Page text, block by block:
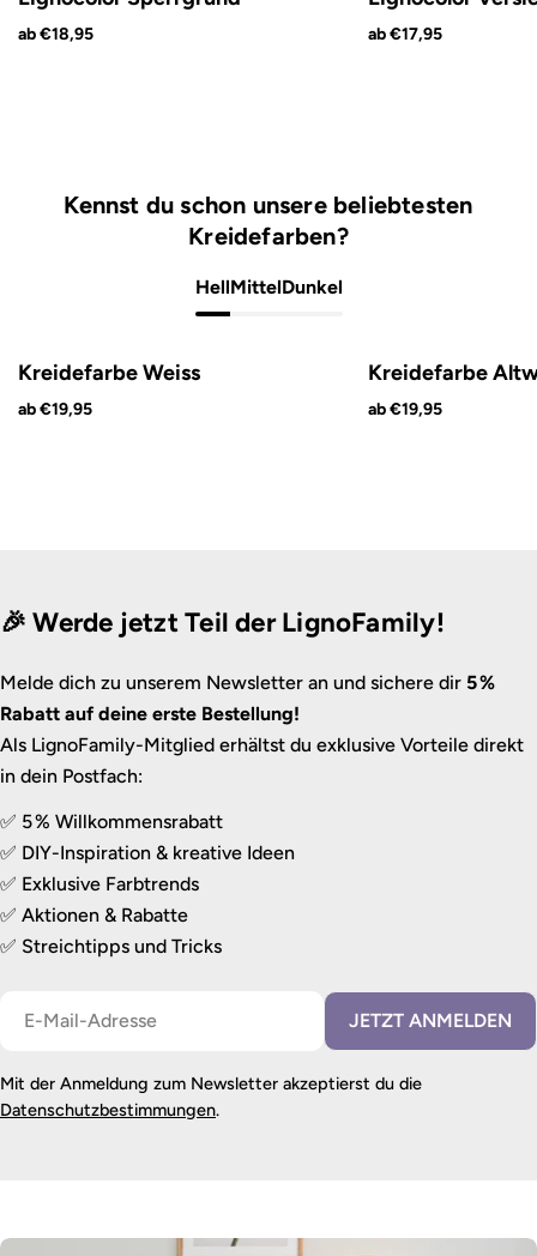
ab €18,95 ab €17,95
Kennst du schon unsere beliebtesten
Kreidefarben?
HellMittelDunkel
Kreidefarbe Weiss
ab €19,95
Kreidefarbe
ab €19,95
🎉 Werde jetzt Teil der LignoFamily!
Melde dich zu unserem Newsletter an und sichere dir 5 %
Rabatt auf deine erste Bestellung!
Als LignoFamily-Mitglied erhältst du exklusive Vorteile direkt
in dein Postfach:
✅ 5 % Willkommensrabatt
✅ DIY-Inspiration & kreative Ideen
✅ Exklusive Farbtrends
✅ Aktionen & Rabatte
✅ Streichtipps und Tricks
JETZT ANMELDEN
Mit der Anmeldung zum Newsletter akzeptierst du die
Datenschutzbestimmungen.